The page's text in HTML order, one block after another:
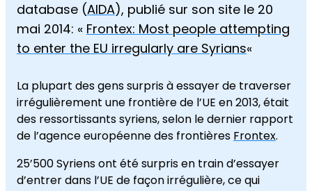
database (AIDA), publié sur son site le 20
mai 2014: « Frontex: Most people attempting
to enter the EU irregularly are Syrians«
La plupart des genssurpris à essayerde traverser
irrégulièrement une frontière de l’UE en 2013,était
des ressortissantssyriens,selon le dernier rapport
de l’agenceeuropéenne des frontières Frontex.
25’500Syriensont étésurpris en train d’essayer
d’entrer dans l’UE de façon irrégulière, ce qui